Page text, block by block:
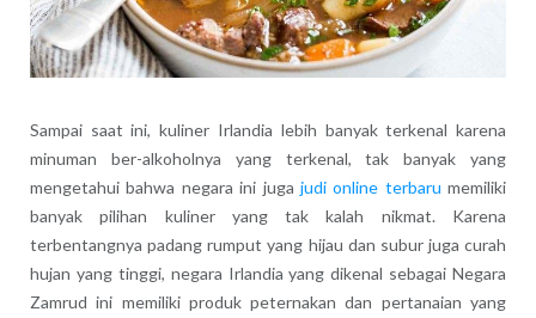
Sampai saat ini, kuliner Irlandia lebih banyak terkenal karena
minuman ber-alkoholnya yang terkenal, tak banyak yang
mengetahui bahwa negara ini juga judi online terbaru memiliki
banyak pilihan kuliner yang tak kalah nikmat. Karena
terbentangnya padang rumput yang hijau dan subur juga curah
hujan yang tinggi, negara Irlandia yang dikenal sebagai Negara
Zamrud ini memiliki produk peternakan dan pertanaian yang